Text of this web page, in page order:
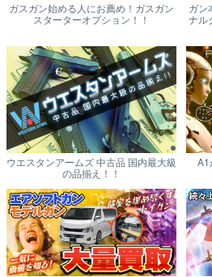
ガスガン始める人にお薦め！ガスガン
スターターオプション！！
ガン
ナル
ウエスタンアームズ 中古品 国内最大級
の品揃え！！
A1